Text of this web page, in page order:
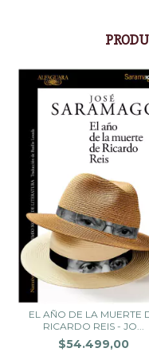
EL AÑO DE LA MUERTE
RICARDO REIS - JO...
$54.499,00